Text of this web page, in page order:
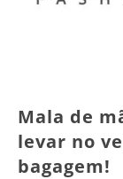
Mala de
levar no
bagagem!